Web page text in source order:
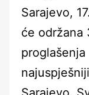
Sarajevo,
će održana